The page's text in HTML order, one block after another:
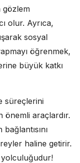
gözlem
olur. Ayrıca,
sosyal
öğrenmek,
büyük katkı
süreçlerini
önemli araçlardır.
haline getirir.
yolculuğudur!